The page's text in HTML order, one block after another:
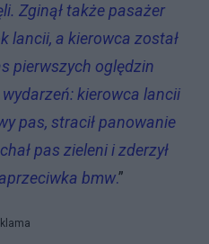
Zginął także pasażer
lancii, a kierowca został
pierwszych oględzin
kierowca lancii
pas, stracił panowanie
pas zieleni i zderzył
bmw.”